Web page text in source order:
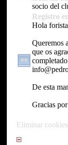
socio del
Registro
Hola
Queremos
que os
De esta
Gracias
Eliminar